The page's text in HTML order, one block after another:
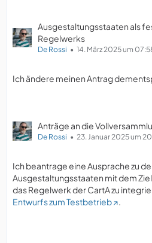
Ausgestaltungsstaaten als
Regelwerks
De Rossi 14. März 2025 um
Ich ändere meinen Antrag
Anträge an die
De Rossi 23. Januar 2025 um
Ich beantrage eine Ausprache zu
Ausgestaltungsstaaten mit dem
das Regelwerk der CartA zu
Entwurfs zum Testbetrieb
.